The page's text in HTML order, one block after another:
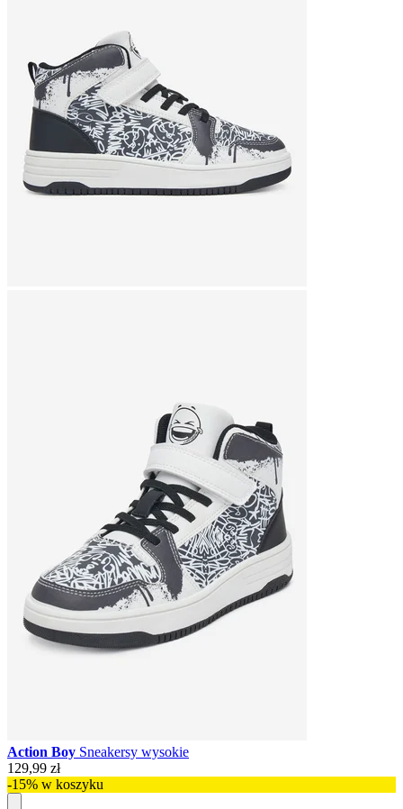
Action Boy Sneakersy wysokie
129,99 zł
-15% w koszyku